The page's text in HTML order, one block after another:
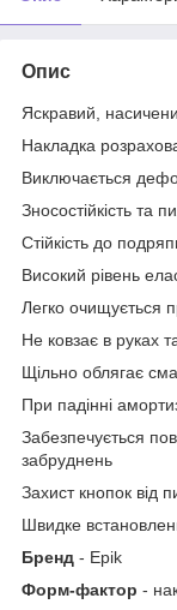
Опис
Яскравий,
Накладка
Виключається
Зносостійкість та
Стійкість до
Високий рівень
Легко очищується
Не ковзає в руках
Щільно облягає
При падінні
Забезпечується
забруднень
Захист кнопок від
Швидке
Бренд - Epik
Форм-фактор -